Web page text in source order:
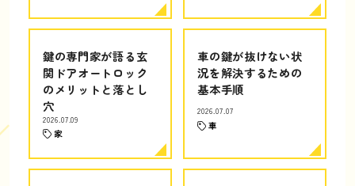
鍵の専門家が語る玄
関ドアオートロック
のメリットと落とし
穴
2026.07.09
家
車の鍵が抜けない状
況を解決するための
基本手順
2026.07.07
車